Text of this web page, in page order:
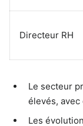
Directeur RH
Le secteur
élevés,
Les